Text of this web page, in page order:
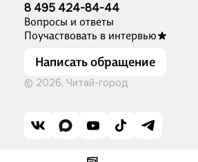
8 495 424-84-44
Вопросы и ответы
Поучаствовать в интервью
Написать обращение
© 2026, Читай-город